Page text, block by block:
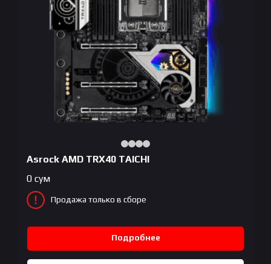
Asrock AMD TRX40 TAICHI
0 сум
Продажа только в сборе
Подробнее